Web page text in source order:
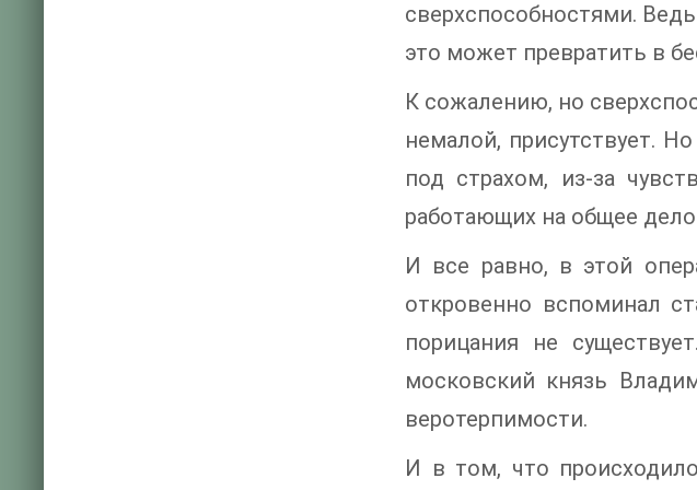
сверхспособностями.
это может превратить в
К сожалению, но
немалой, присутствует.
под страхом, из-за
работающих на общее дело
И все равно, в этой
откровенно вспоминал
порицания не
московский князь
веротерпимости.
И в том, что